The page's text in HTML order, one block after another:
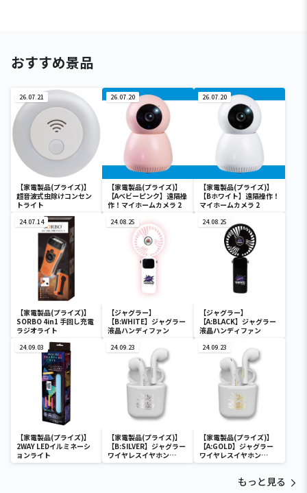
おすすめ景品
26.07.21
【家電製品(プライズ)】
超音波式虫除けコンセン
トライト
26.07.20
【家電製品(プライズ)】
【Aベビーピンク】遠隔操
作！マイホームカメラ 2
26.07.20
【家電製品(プライズ)】
【Bホワイト】遠隔操作！
マイホームカメラ 2
24.07.14
【家電製品(プライズ)】
SORBO 4in1 手回し充電
ラジオライト
24.08.25
【ジャグラー】
【B:WHITE】ジャグラー
液晶ハンディファン
24.08.25
【ジャグラー】
【A:BLACK】ジャグラー
液晶ハンディファン
24.09.03
【家電製品(プライズ)】
2WAY LEDイルミネーシ
ョンライト
24.09.23
【家電製品(プライズ)】
【B:SILVER】ジャグラー
ワイヤレスイヤホン
2(GOLD&SILVER)
24.09.23
【家電製品(プライズ)】
【A:GOLD】ジャグラー
ワイヤレスイヤホン
2(GOLD&SILVER)
もっと見る